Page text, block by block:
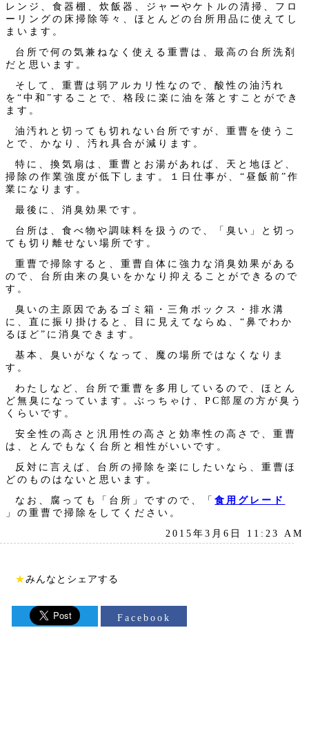
レンジ、食器棚、炊飯器、ジャーやケトルの清掃、フロ
ーリングの床掃除等々、ほとんどの台所用品に使えてし
まいます。
台所で何の気兼ねなく使える重曹は、最高の台所洗剤
だと思います。
そして、重曹は弱アルカリ性なので、酸性の油汚れ
を“中和”することで、格段に楽に油を落とすことができ
ます。
油汚れと切っても切れない台所ですが、重曹を使うこ
とで、かなり、汚れ具合が減ります。
特に、換気扇は、重曹とお湯があれば、天と地ほど、
掃除の作業強度が低下します。１日仕事が、“昼飯前”作
業になります。
最後に、消臭効果です。
台所は、食べ物や調味料を扱うので、「臭い」と切っ
ても切り離せない場所です。
重曹で掃除すると、重曹自体に強力な消臭効果がある
ので、台所由来の臭いをかなり抑えることができるので
す。
臭いの主原因であるゴミ箱・三角ボックス・排水溝
に、直に振り掛けると、目に見えてならぬ、“鼻でわか
るほど”に消臭できます。
基本、臭いがなくなって、魔の場所ではなくなりま
す。
わたしなど、台所で重曹を多用しているので、ほとん
ど無臭になっています。ぶっちゃけ、PC部屋の方が臭う
くらいです。
安全性の高さと汎用性の高さと効率性の高さで、重曹
は、とんでもなく台所と相性がいいです。
反対に言えば、台所の掃除を楽にしたいなら、重曹ほ
どのものはないと思います。
なお、腐っても「台所」ですので、「食用グレード
」の重曹で掃除をしてください。
2015年3月6日 11:23 AM
★みんなとシェアする
Facebook